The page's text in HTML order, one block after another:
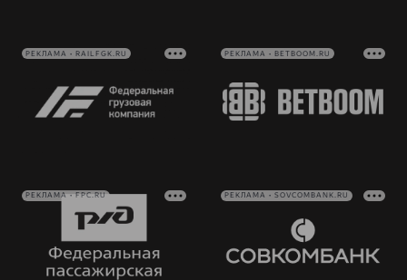
РЕКЛАМА • RAILFGK.RU РЕКЛАМА • BETBOOM.RU
РЕКЛАМА • FPC.RU РЕКЛАМА • SOVCOMBANK.RU